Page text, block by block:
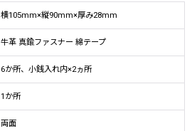
横105mm×縦90mm×厚み28mm
牛革 真鍮ファスナー 綿テープ
6か所、小銭入れ内×2ヵ所
1か所
両面